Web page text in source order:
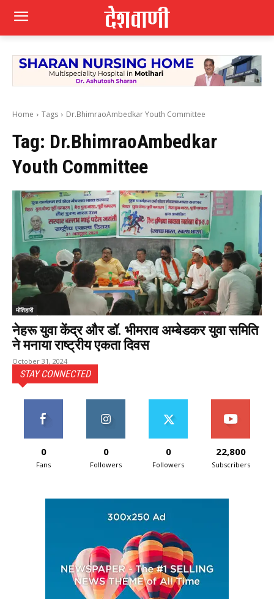
Home Tags Dr.BhimraoAmbedkar Youth Committee
Tag: Dr.BhimraoAmbedkar
Youth Committee
मोतिहारी
नेहरू युवा केंद्र और डॉ. भीमराव अम्बेडकर युवा समिति
ने मनाया राष्ट्रीय एकता दिवस
October 31, 2024
STAY CONNECTED
0
Fans
0
Followers
0
Followers
22,800
Subscribers